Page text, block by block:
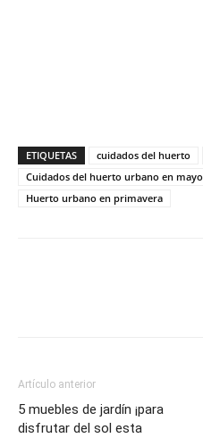
ETIQUETAS cuidados del huerto
Cuidados del huerto urbano en mayo
Huerto urbano en primavera
Artículo anterior
5 muebles de jardín ¡para
disfrutar del sol esta